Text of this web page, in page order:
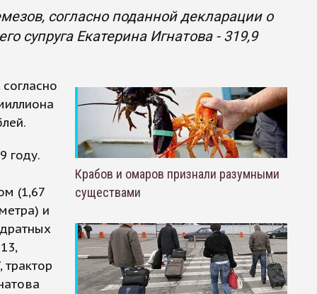
согласно поданной декларации о
супруга Екатерина Игнатова - 319,9
году.
(1,67
и
Крабов и омаров признали разумными
существами